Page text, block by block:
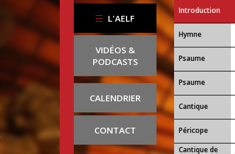
L'AELF
VIDÉOS &
PODCASTS
CALENDRIER
CONTACT
Introduction
Hymne
Psaume
Psaume
Cantique
Péricope
Cantique de